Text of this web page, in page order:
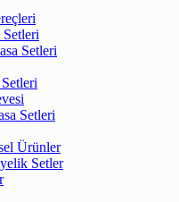
Setleri
Setleri
Setleri
Ürünler
Setler